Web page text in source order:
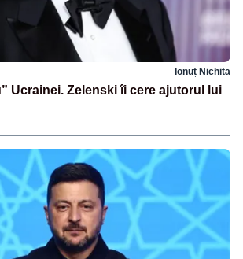
Ionuț Nichita
Ucrainei. Zelenski îi cere ajutorul lui